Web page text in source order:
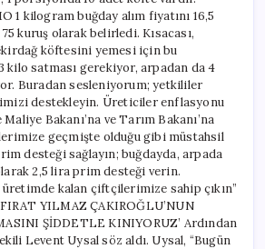
1 kilogram buğday alım fiyatını 16,5
kuruş olarak belirledi. Kısacası,
köftesini yemesi için bu
kilo satması gerekiyor, arpadan da 4
Buradan sesleniyorum; yetkililer
destekleyin. Üreticiler enflasyonu
Bakanı’na ve Tarım Bakanı’na
geçmişte olduğu gibi müstahsil
desteği sağlayın; buğdayda, arpada
2,5 lira prim desteği verin.
üretimde kalan çiftçilerimize sahip çıkın”
YILMAZ ÇAKIROĞLU’NUN
ŞİDDETLE KINIYORUZ’ Ardından
Levent Uysal söz aldı. Uysal, “Bugün